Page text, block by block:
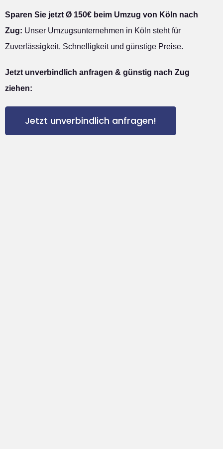
Sparen Sie jetzt Ø 150€ beim Umzug von Köln nach
Zug: Unser Umzugsunternehmen in Köln steht für
Zuverlässigkeit, Schnelligkeit und günstige Preise.
Jetzt unverbindlich anfragen & günstig nach Zug
ziehen:
Jetzt unverbindlich anfragen!